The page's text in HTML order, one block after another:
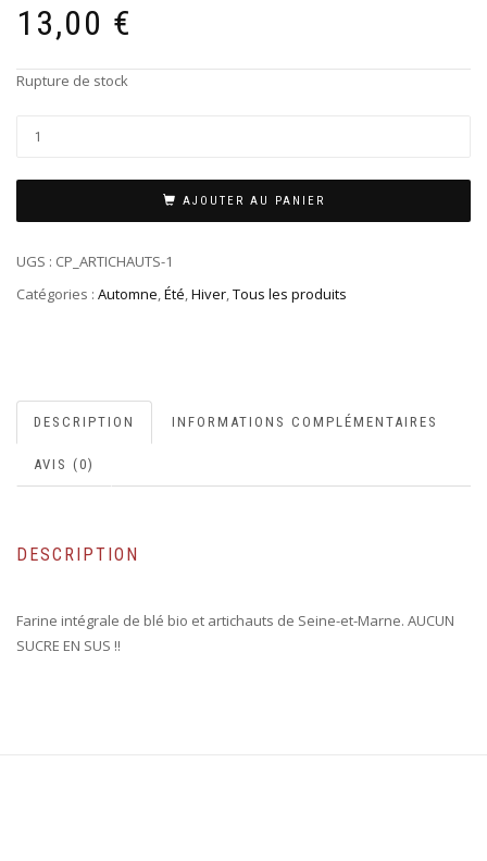
13,00 €
Rupture de stock
AJOUTER AU PANIER
UGS : CP_ARTICHAUTS-1
Catégories : Automne,Été,Hiver,Tous les produits
DESCRIPTION INFORMATIONS COMPLÉMENTAIRES
AVIS (0)
DESCRIPTION
Farine intégrale de blé bio et artichauts de Seine-et-Marne. AUCUN
SUCRE EN SUS !!